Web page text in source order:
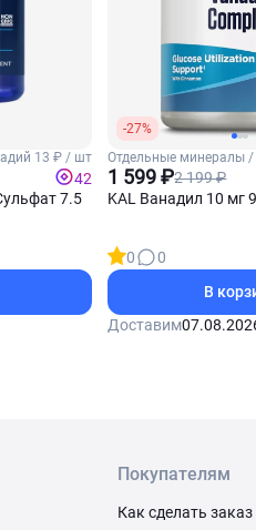
13 ₽ / шт
42
7.5
-27%
Отдельные минералы /
1 599 ₽2 199 ₽
KAL Ванадил 10 мг
0
0
В
Доставим
Покупателям
Как сделать заказ